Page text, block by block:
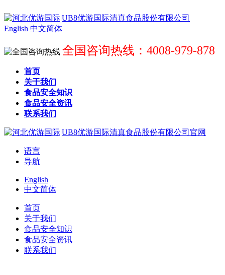
English 中文简体
全国咨询热线：4008-979-878
首页
关于我们
食品安全知识
食品安全资讯
联系我们
语言
导航
English
中文简体
首页
关于我们
食品安全知识
食品安全资讯
联系我们